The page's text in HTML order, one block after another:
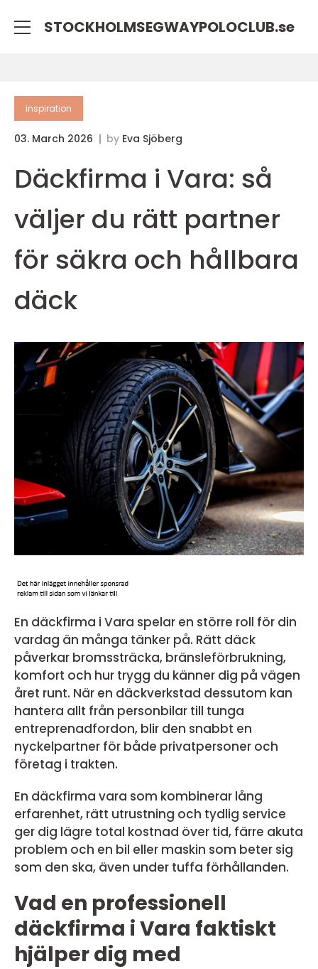
STOCKHOLMSEGWAYPOLOCLUB.se
inspiration
03. March 2026 by Eva Sjöberg
Däckfirma i Vara: så
väljer du rätt partner
för säkra och hållbara
däck
En däckfirma i Vara spelar en större roll för din
vardag än många tänker på. Rätt däck
påverkar bromssträcka, bränsleförbrukning,
komfort och hur trygg du känner dig på vägen
året runt. När en däckverkstad dessutom kan
hantera allt från personbilar till tunga
entreprenadfordon, blir den snabbt en
nyckelpartner för både privatpersoner och
företag i trakten.
En däckfirma vara som kombinerar lång
erfarenhet, rätt utrustning och tydlig service
ger dig lägre total kostnad över tid, färre akuta
problem och en bil eller maskin som beter sig
som den ska, även under tuffa förhållanden.
Vad en professionell
däckfirma i Vara faktiskt
hjälper dig med